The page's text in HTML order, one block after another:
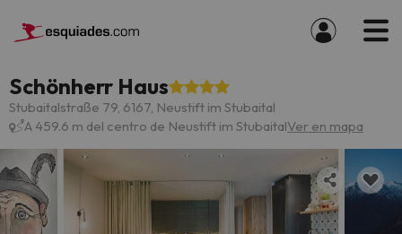
Schönherr Haus
Stubaitalstraße 79, 6167, Neustift im Stubaital
A 459.6 m del centro de Neustift im StubaitalVer en mapa